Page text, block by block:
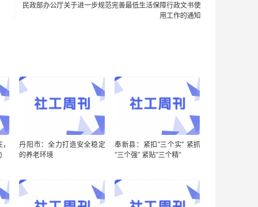
民政部办公厅关于进一步规范完善最低生活保障行政文书使
用工作的通知
丹阳市：全力打造安全稳定
的养老环境
奉新县：紧扣“三个实” 紧抓
“三个强” 紧贴“三个精”